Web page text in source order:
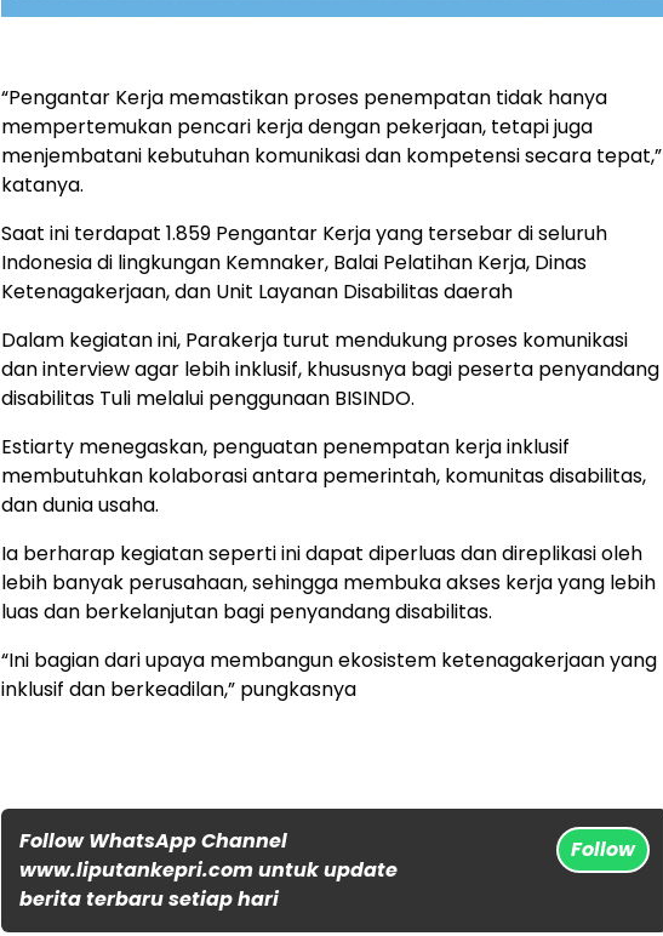
“Pengantar Kerja memastikan proses penempatan tidak hanya
mempertemukan pencari kerja dengan pekerjaan, tetapi juga
menjembatani kebutuhan komunikasi dan kompetensi secara tepat,”
katanya.
Saat ini terdapat 1.859 Pengantar Kerja yang tersebar di seluruh
Indonesia di lingkungan Kemnaker, Balai Pelatihan Kerja, Dinas
Ketenagakerjaan, dan Unit Layanan Disabilitas daerah
Dalam kegiatan ini, Parakerja turut mendukung proses komunikasi
dan interview agar lebih inklusif, khususnya bagi peserta penyandang
disabilitas Tuli melalui penggunaan BISINDO.
Estiarty menegaskan, penguatan penempatan kerja inklusif
membutuhkan kolaborasi antara pemerintah, komunitas disabilitas,
dan dunia usaha.
Ia berharap kegiatan seperti ini dapat diperluas dan direplikasi oleh
lebih banyak perusahaan, sehingga membuka akses kerja yang lebih
luas dan berkelanjutan bagi penyandang disabilitas.
“Ini bagian dari upaya membangun ekosistem ketenagakerjaan yang
inklusif dan berkeadilan,” pungkasnya
Follow WhatsApp Channel
www.liputankepri.com untuk update
berita terbaru setiap hari
Follow